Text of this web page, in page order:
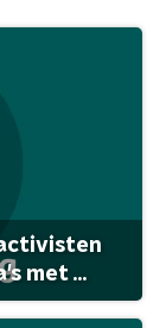
met ...